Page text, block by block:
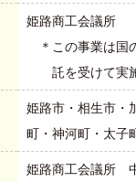
姫路商工会議所
＊この事業は国
託を受けて実
姫路市・相生市・
町・神河町・太子
姫路商工会議所